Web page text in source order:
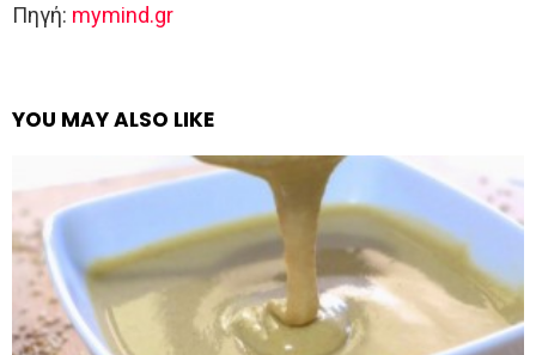
Πηγή: mymind.gr
YOU MAY ALSO LIKE